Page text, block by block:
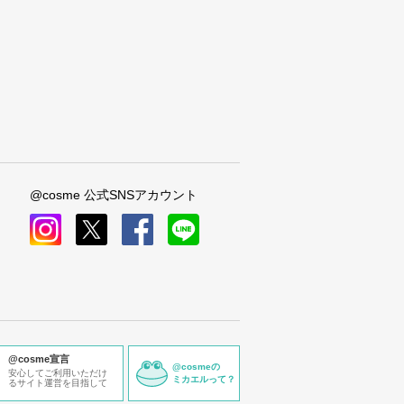
@cosme 公式SNSアカウント
@cosme宣言
安心してご利用いただけ
るサイト運営を目指して
@cosmeの
ミカエルって？